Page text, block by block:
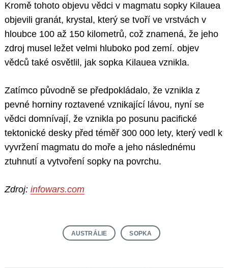
Kromě tohoto objevu vědci v magmatu sopky Kilauea
objevili granát, krystal, který se tvoří ve vrstvách v
hloubce 100 až 150 kilometrů, což znamená, že jeho
zdroj musel ležet velmi hluboko pod zemí. objev
vědců také osvětlil, jak sopka Kilauea vznikla.
Zatímco původně se předpokládalo, že vznikla z
pevné horniny roztavené vznikající lávou, nyní se
vědci domnívají, že vznikla po posunu pacifické
tektonické desky před téměř 300 000 lety, který vedl k
vyvržení magmatu do moře a jeho následnému
ztuhnutí a vytvoření sopky na povrchu.
Zdroj: infowars.com
AUSTRÁLIE SOPKA